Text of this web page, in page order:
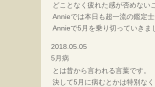
どことなく疲れた感が否めない
Annieでは本日も超一流の鑑定
Annieで5月を乗り切っていきま
2018.05.05
5月病
とは昔から言われる言葉です。
決して5月に病むとかは特別な